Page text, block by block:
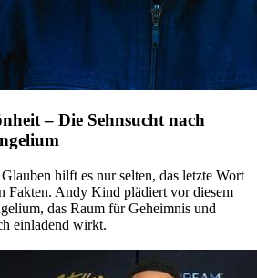
– Die Sehnsucht nach
hilft es nur selten, das letzte Wort
Fakten. Andy Kind plädiert vor diesem
das Raum für Geheimnis und
einladend wirkt.